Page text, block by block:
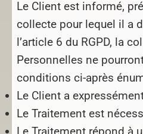
Le Client est informé,
collecte pour lequel il a
l’article 6 du RGPD, la
Personnelles ne
conditions ci-après
Le Client a
Le Traitement est
Le Traitement répond à